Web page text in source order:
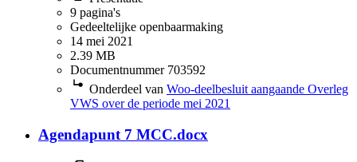
9 pagina's
Gedeeltelijke openbaarmaking
14 mei 2021
2.39 MB
Documentnummer 703592
Onderdeel van Woo-deelbesluit aangaande Overleg
VWS over de periode mei 2021
Agendapunt 7 MCC.docx